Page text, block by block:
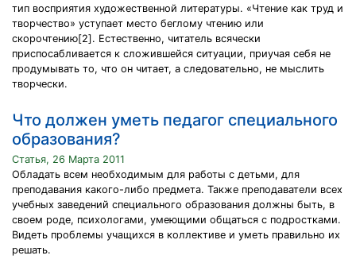
тип восприятия художественной литературы. «Чтение как труд и
творчество» уступает место беглому чтению или
скорочтению[2]. Естественно, читатель всячески
приспосабливается к сложившейся ситуации, приучая себя не
продумывать то, что он читает, а следовательно, не мыслить
творчески.
Что должен уметь педагог специального
образования?
Статья, 26 Марта 2011
Обладать всем необходимым для работы с детьми, для
преподавания какого-либо предмета. Также преподаватели всех
учебных заведений специального образования должны быть, в
своем роде, психологами, умеющими общаться с подростками.
Видеть проблемы учащихся в коллективе и уметь правильно их
решать.